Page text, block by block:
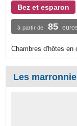
Bez et esparon
à partir de 85
Chambres d'hôtes en
Les